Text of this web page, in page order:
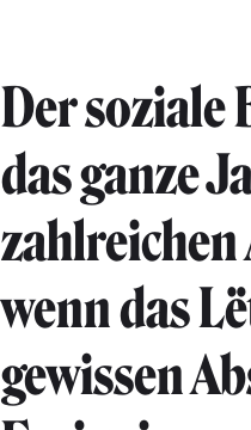
Der soziale
das ganze
wenn das
gewissen